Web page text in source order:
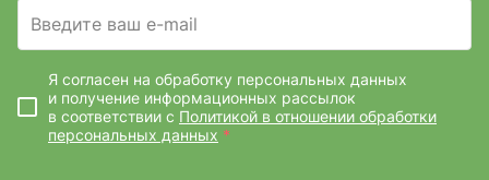
Введите ваш e-mail
Я согласен на обработку персональных данных
и получение информационных рассылок
в соответствии с Политикой в отношении обработки
персональных данных *